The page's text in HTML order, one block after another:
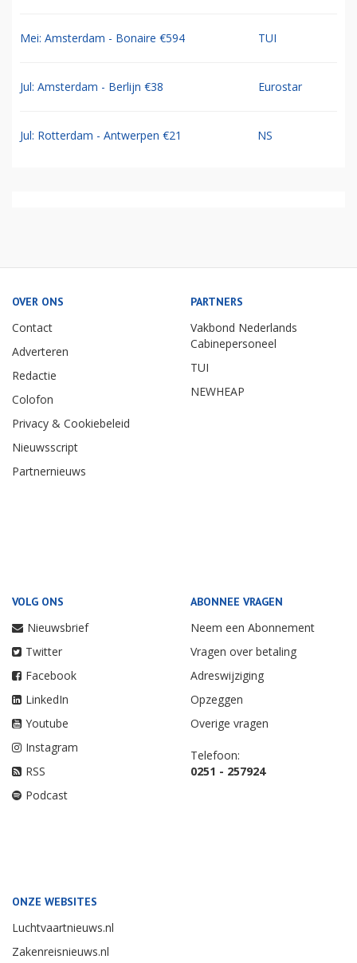
Mei: Amsterdam - Bonaire €594 TUI
Jul: Amsterdam - Berlijn €38 Eurostar
Jul: Rotterdam - Antwerpen €21 NS
OVER ONS
Contact
Adverteren
Redactie
Colofon
Privacy & Cookiebeleid
Nieuwsscript
Partnernieuws
PARTNERS
Vakbond Nederlands
Cabinepersoneel
TUI
NEWHEAP
VOLG ONS
Nieuwsbrief
Twitter
Facebook
LinkedIn
Youtube
Instagram
RSS
Podcast
ABONNEE VRAGEN
Neem een Abonnement
Vragen over betaling
Adreswijziging
Opzeggen
Overige vragen
Telefoon:
0251 - 257924
ONZE WEBSITES
Luchtvaartnieuws.nl
Zakenreisnieuws.nl